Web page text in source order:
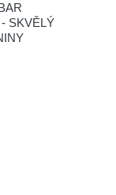
SKVĚLÝ